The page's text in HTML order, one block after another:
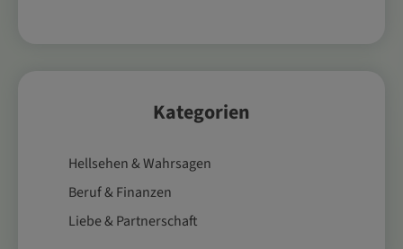
Kategorien
Hellsehen & Wahrsagen
Beruf & Finanzen
Liebe & Partnerschaft